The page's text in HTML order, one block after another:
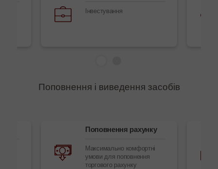
Інвестування
Поповнення і виведення засобів
Поповнення рахунку
Максимально комфортні
умови для поповнення
торгового рахунку